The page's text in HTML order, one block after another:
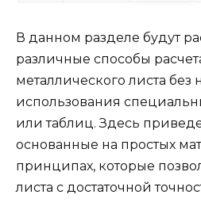
В данном разделе будут
различные способы
металлического листа без
использования
или таблиц. Здесь
основанные на простых
принципах, которые
листа с достаточной